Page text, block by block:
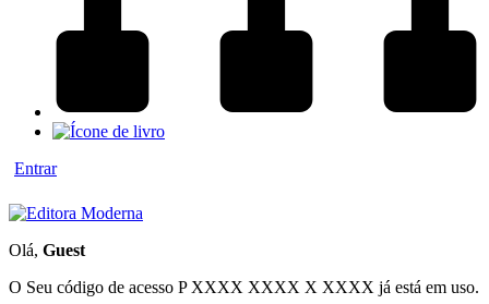
Entrar
Olá, Guest
O Seu código de acesso P XXXX XXXX X XXXX já está em uso.